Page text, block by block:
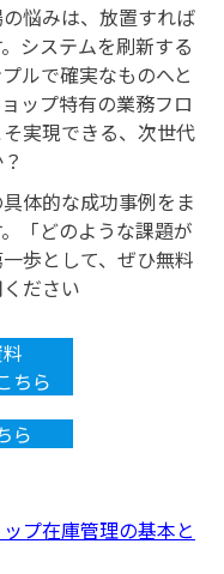
悩みは、放置すれば
システムを刷新する
ルで確実なものへと
ップ特有の業務フロ
実現できる、次世代
体的な成功事例をま
「どのような課題が
歩として、ぜひ無料
ださい
ちら
ら
プ在庫管理の基本と